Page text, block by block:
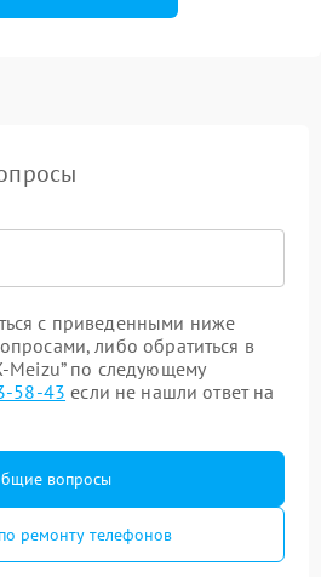
с приведенными ниже
либо обратиться в
Meizu” по следующему
58-43 если не нашли ответ на
вопросы
ремонту телефонов